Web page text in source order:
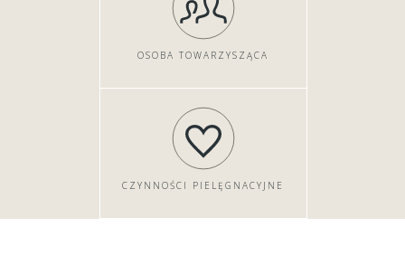
OSOBA TOWARZYSZĄCA
CZYNNOŚCI PIELĘGNACYJNE